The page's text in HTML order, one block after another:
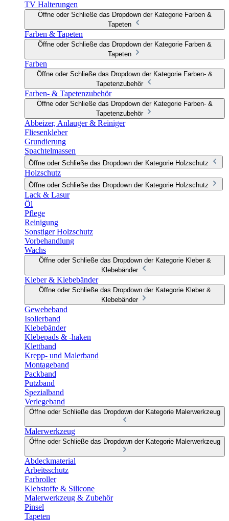
TV Halterungen
Öffne oder Schließe das Dropdown der Kategorie Farben &
Tapeten
Farben & Tapeten
Öffne oder Schließe das Dropdown der Kategorie Farben &
Tapeten
Farben
Öffne oder Schließe das Dropdown der Kategorie Farben- &
Tapetenzubehör
Farben- & Tapetenzubehör
Öffne oder Schließe das Dropdown der Kategorie Farben- &
Tapetenzubehör
Abbeizer, Anlauger & Reiniger
Fliesenkleber
Grundierung
Spachtelmassen
Öffne oder Schließe das Dropdown der Kategorie Holzschutz
Holzschutz
Öffne oder Schließe das Dropdown der Kategorie Holzschutz
Lack & Lasur
Öl
Pflege
Reinigung
Sonstiger Holzschutz
Vorbehandlung
Wachs
Öffne oder Schließe das Dropdown der Kategorie Kleber &
Klebebänder
Kleber & Klebebänder
Öffne oder Schließe das Dropdown der Kategorie Kleber &
Klebebänder
Gewebeband
Isolierband
Klebebänder
Klebepads & -haken
Klettband
Krepp- und Malerband
Montageband
Packband
Putzband
Spezialband
Verlegeband
Öffne oder Schließe das Dropdown der Kategorie Malerwerkzeug
Malerwerkzeug
Öffne oder Schließe das Dropdown der Kategorie Malerwerkzeug
Abdeckmaterial
Arbeitsschutz
Farbroller
Klebstoffe & Silicone
Malerwerkzeug & Zubehör
Pinsel
Tapeten